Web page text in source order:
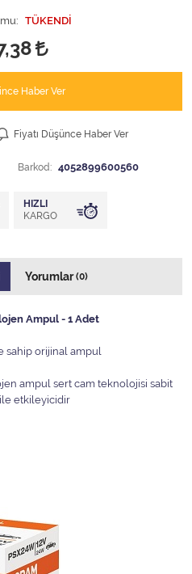
TÜKENDİ
Haber Ver
Fiyatı Düşünce Haber Ver
Barkod: 4052899600560
HIZLI
KARGO
Yorumlar(0)
Ampul - 1 Adet
sahip orijinal ampul
ampul sert cam teknolojisi sabit
ile etkileyicidir